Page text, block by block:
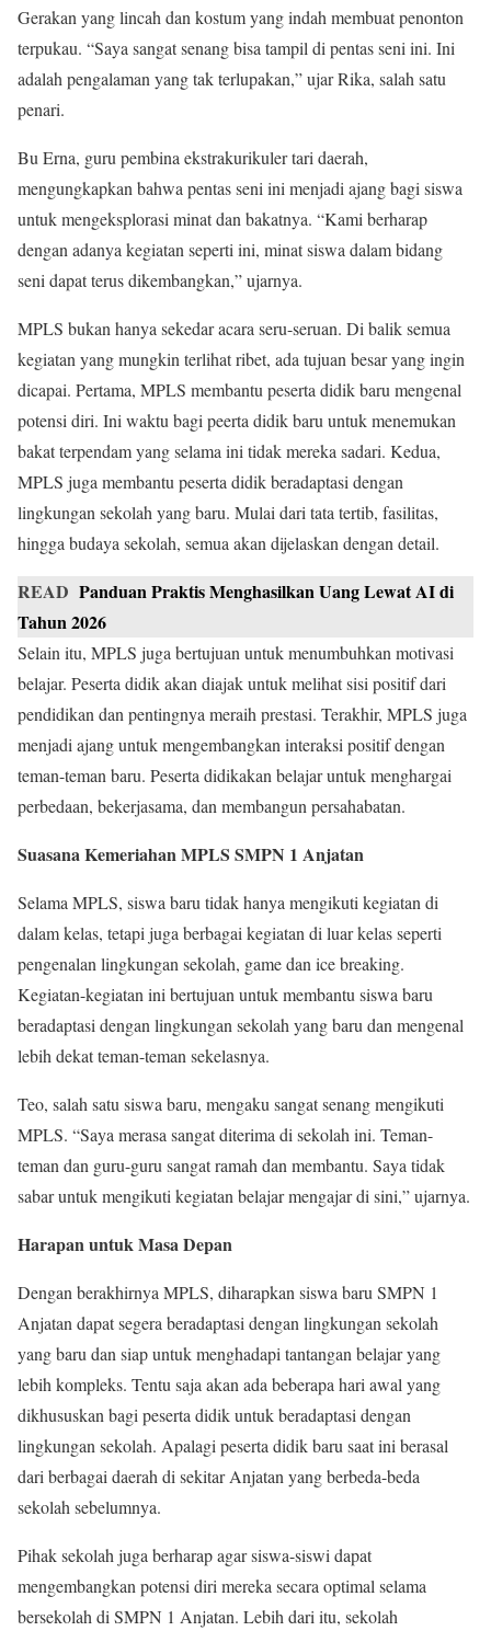
Gerakan yang lincah dan kostum yang indah membuat penonton
terpukau. “Saya sangat senang bisa tampil di pentas seni ini. Ini
adalah pengalaman yang tak terlupakan,” ujar Rika, salah satu
penari.
Bu Erna, guru pembina ekstrakurikuler tari daerah,
mengungkapkan bahwa pentas seni ini menjadi ajang bagi siswa
untuk mengeksplorasi minat dan bakatnya. “Kami berharap
dengan adanya kegiatan seperti ini, minat siswa dalam bidang
seni dapat terus dikembangkan,” ujarnya.
MPLS bukan hanya sekedar acara seru-seruan. Di balik semua
kegiatan yang mungkin terlihat ribet, ada tujuan besar yang ingin
dicapai. Pertama, MPLS membantu peserta didik baru mengenal
potensi diri. Ini waktu bagi peerta didik baru untuk menemukan
bakat terpendam yang selama ini tidak mereka sadari. Kedua,
MPLS juga membantu peserta didik beradaptasi dengan
lingkungan sekolah yang baru. Mulai dari tata tertib, fasilitas,
hingga budaya sekolah, semua akan dijelaskan dengan detail.
READ Panduan Praktis Menghasilkan Uang Lewat AI di
Tahun 2026
Selain itu, MPLS juga bertujuan untuk menumbuhkan motivasi
belajar. Peserta didik akan diajak untuk melihat sisi positif dari
pendidikan dan pentingnya meraih prestasi. Terakhir, MPLS juga
menjadi ajang untuk mengembangkan interaksi positif dengan
teman-teman baru. Peserta didikakan belajar untuk menghargai
perbedaan, bekerjasama, dan membangun persahabatan.
Suasana Kemeriahan MPLS SMPN 1 Anjatan
Selama MPLS, siswa baru tidak hanya mengikuti kegiatan di
dalam kelas, tetapi juga berbagai kegiatan di luar kelas seperti
pengenalan lingkungan sekolah, game dan ice breaking.
Kegiatan-kegiatan ini bertujuan untuk membantu siswa baru
beradaptasi dengan lingkungan sekolah yang baru dan mengenal
lebih dekat teman-teman sekelasnya.
Teo, salah satu siswa baru, mengaku sangat senang mengikuti
MPLS. “Saya merasa sangat diterima di sekolah ini. Teman-
teman dan guru-guru sangat ramah dan membantu. Saya tidak
sabar untuk mengikuti kegiatan belajar mengajar di sini,” ujarnya.
Harapan untuk Masa Depan
Dengan berakhirnya MPLS, diharapkan siswa baru SMPN 1
Anjatan dapat segera beradaptasi dengan lingkungan sekolah
yang baru dan siap untuk menghadapi tantangan belajar yang
lebih kompleks. Tentu saja akan ada beberapa hari awal yang
dikhususkan bagi peserta didik untuk beradaptasi dengan
lingkungan sekolah. Apalagi peserta didik baru saat ini berasal
dari berbagai daerah di sekitar Anjatan yang berbeda-beda
sekolah sebelumnya.
Pihak sekolah juga berharap agar siswa-siswi dapat
mengembangkan potensi diri mereka secara optimal selama
bersekolah di SMPN 1 Anjatan. Lebih dari itu, sekolah